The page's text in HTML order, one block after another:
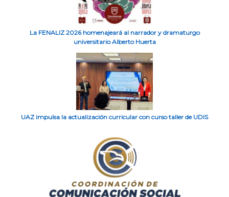
La FENALIZ 2026 homenajeará al narrador y dramaturgo
universitario Alberto Huerta
UAZ impulsa la actualización curricular con curso taller de UDIS